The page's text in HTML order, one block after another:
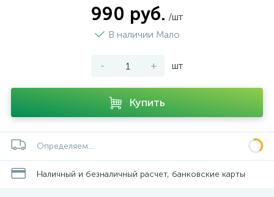
990 руб. /шт
В наличии Мало
- + шт
Купить
Определяем...
Наличный и безналичный расчет, банковские карты